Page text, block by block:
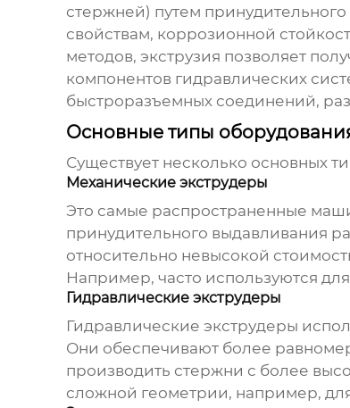
стержней) путем
свойствам, коррозионной
методов, экструзия позволяет
компонентов гидравлических
быстроразъемных соединений,
Основные типы
Существует несколько основных
Механические экструдеры
Это самые распространенные
принудительного выдавливания
относительно невысокой
Например, часто используются
Гидравлические экструдеры
Гидравлические экструдеры
Они обеспечивают более
производить стержни с более
сложной геометрии, например,